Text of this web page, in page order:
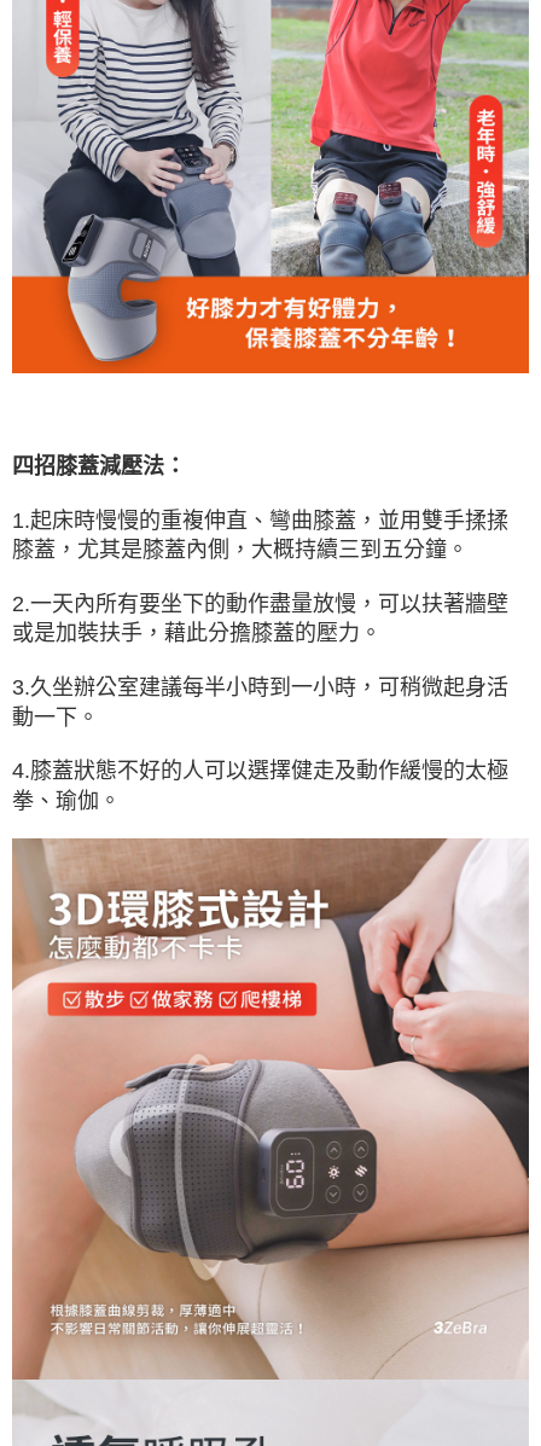
四招膝蓋減壓法：
1.起床時慢慢的重複伸直、彎曲膝蓋，並用雙手揉揉
膝蓋，尤其是膝蓋內側，大概持續三到五分鐘。
2.一天內所有要坐下的動作盡量放慢，可以扶著牆壁
或是加裝扶手，藉此分擔膝蓋的壓力。
3.久坐辦公室建議每半小時到一小時，可稍微起身活
動一下。
4.膝蓋狀態不好的人可以選擇健走及動作緩慢的太極
拳、瑜伽。